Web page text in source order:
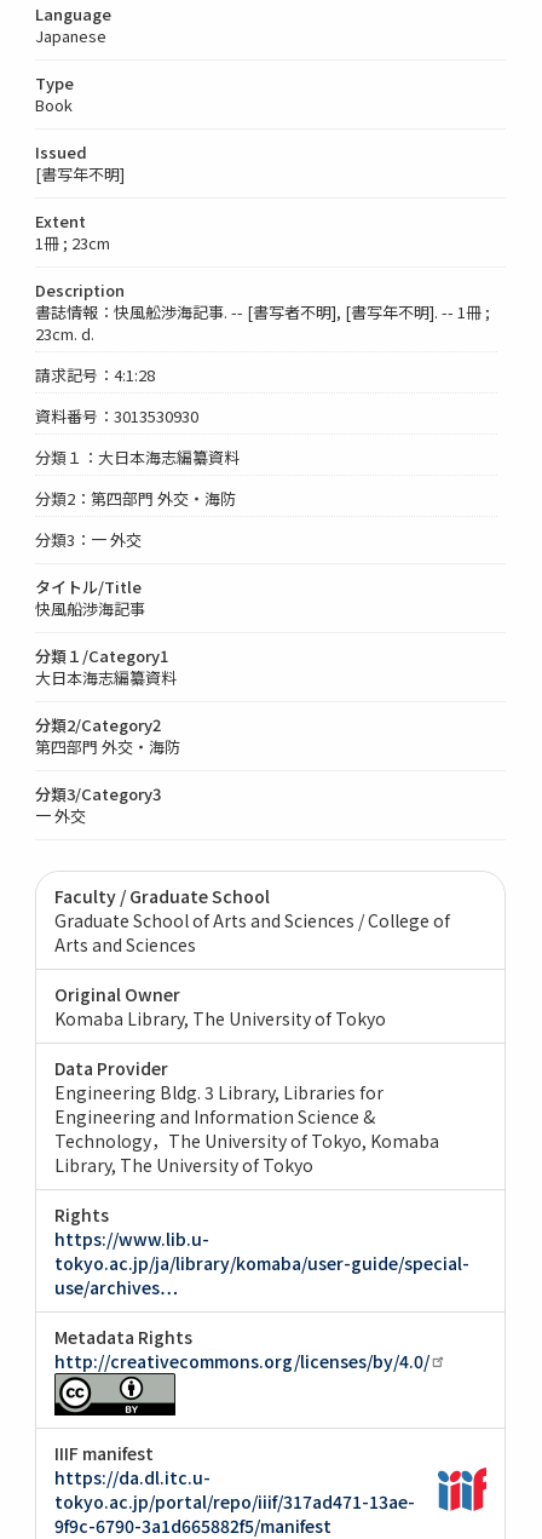
Language
Japanese
Type
Book
Issued
[書写年不明]
Extent
1冊 ; 23cm
Description
書誌情報：快風舩渉海記事. -- [書写者不明], [書写年不明]. -- 1冊 ;
23cm. d.
請求記号：4:1:28
資料番号：3013530930
分類１：大日本海志編纂資料
分類2：第四部門 外交・海防
分類3：一 外交
タイトル/Title
快風船渉海記事
分類１/Category1
大日本海志編纂資料
分類2/Category2
第四部門 外交・海防
分類3/Category3
一 外交
Faculty / Graduate School
Graduate School of Arts and Sciences / College of
Arts and Sciences
Original Owner
Komaba Library, The University of Tokyo
Data Provider
Engineering Bldg. 3 Library, Libraries for
Engineering and Information Science &
Technology，The University of Tokyo Komaba
Library, The University of Tokyo
Rights
https://www.lib.u-
tokyo.ac.jp/ja/library/komaba/user-guide/special-
use/archives…
Metadata Rights
http://creativecommons.org/licenses/by/4.0/
IIIF manifest
https://da.dl.itc.u-
tokyo.ac.jp/portal/repo/iiif/317ad471-13ae-
9f9c-6790-3a1d665882f5/manifest